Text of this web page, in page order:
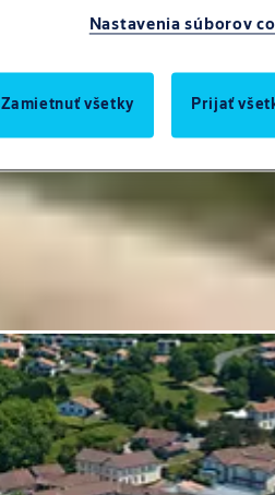
Nastavenia súborov
Zamietnuť všetky Prijať